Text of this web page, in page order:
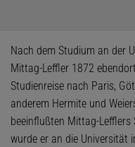
Nach dem Studium an der
Mittag-Leffler 1872
Studienreise nach Paris,
anderem Hermite und
beeinflußten Mittag-
wurde er an die Universität